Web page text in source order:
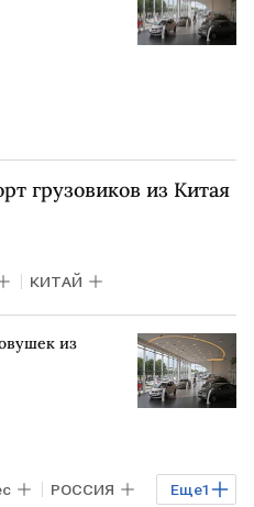
грузовиков из Китая
КИТАЙ
из
Еще1
РОССИЯ